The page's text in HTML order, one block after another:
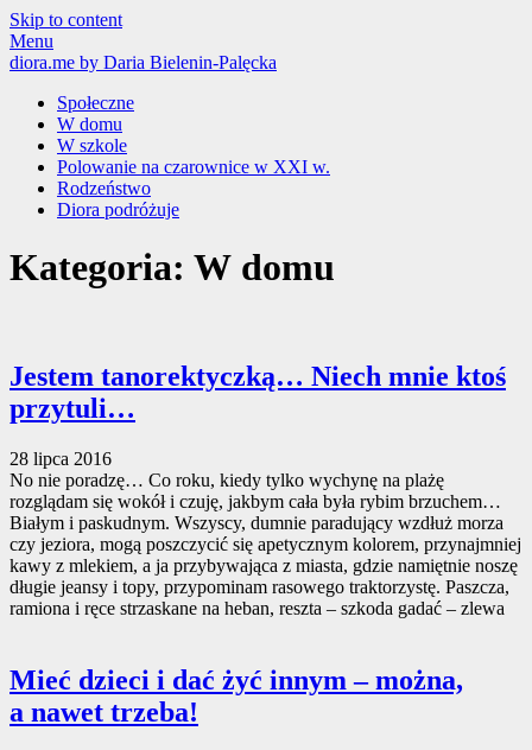
Skip to content
Menu
diora.me by Daria Bielenin-Palęcka
Społeczne
W domu
W szkole
Polowanie na czarownice w XXI w.
Rodzeństwo
Diora podróżuje
Kategoria: W domu
Jestem tanorektyczką… Niech mnie ktoś
przytuli…
28 lipca 2016
No nie poradzę… Co roku, kiedy tylko wychynę na plażę
rozglądam się wokół i czuję, jakbym cała była rybim brzuchem…
Białym i paskudnym. Wszyscy, dumnie paradujący wzdłuż morza
czy jeziora, mogą poszczycić się apetycznym kolorem, przynajmniej
kawy z mlekiem, a ja przybywająca z miasta, gdzie namiętnie noszę
długie jeansy i topy, przypominam rasowego traktorzystę. Paszcza,
ramiona i ręce strzaskane na heban, reszta – szkoda gadać – zlewa
Mieć dzieci i dać żyć innym – można,
a nawet trzeba!